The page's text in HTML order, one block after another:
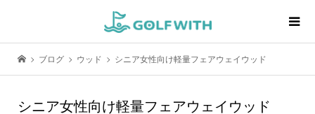
ブログ ウッド シニア女性向け軽量フェアウェイウッド
シニア女性向け軽量フェアウェイウッド